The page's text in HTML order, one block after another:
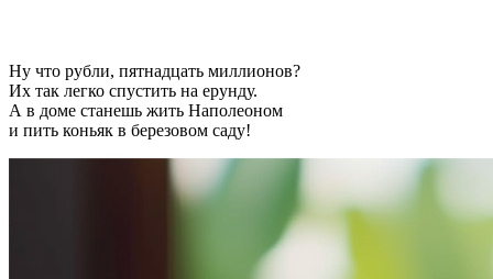
Ну что рубли, пятнадцать миллионов?
Их так легко спустить на ерунду.
А в доме станешь жить Наполеоном
и пить коньяк в березовом саду!